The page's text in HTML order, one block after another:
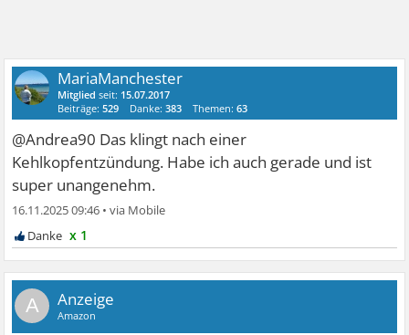
MariaManchester
Mitglied seit: 15.07.2017
Beiträge:529 Danke:383 Themen:63
@Andrea90 Das klingt nach einer
Kehlkopfentzündung. Habe ich auch gerade und ist
super unangenehm.
16.11.2025 09:46 •
x 1
A